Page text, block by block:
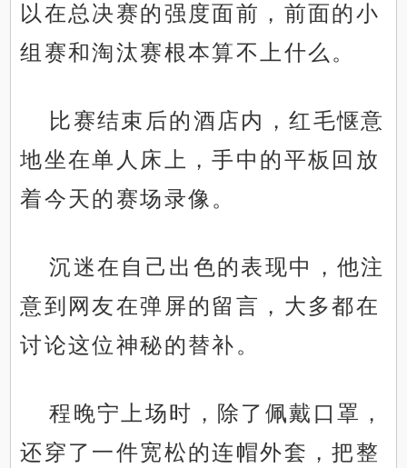
以在总决赛的强度面前，前面的小
组赛和淘汰赛根本算不上什么。
比赛结束后的酒店内，红毛惬意
地坐在单人床上，手中的平板回放
着今天的赛场录像。
沉迷在自己出色的表现中，他注
意到网友在弹屏的留言，大多都在
讨论这位神秘的替补。
程晚宁上场时，除了佩戴口罩，
还穿了一件宽松的连帽外套，把整